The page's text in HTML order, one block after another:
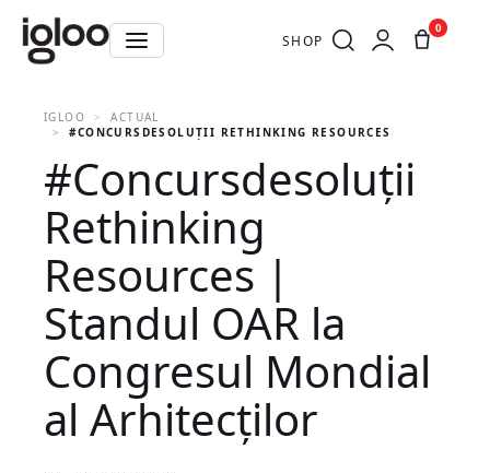
SHOP
0
IGLOO
ACTUAL
#CONCURSDESOLUȚII RETHINKING RESOURCES | STANDUL
#Concursdesoluții
Rethinking
Resources |
Standul OAR la
Congresul Mondial
al Arhitecților